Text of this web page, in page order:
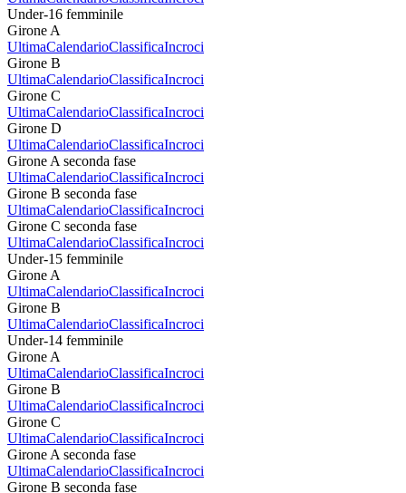
Under-16 femminile
Girone A
UltimaCalendarioClassificaIncroci
Girone B
UltimaCalendarioClassificaIncroci
Girone C
UltimaCalendarioClassificaIncroci
Girone D
UltimaCalendarioClassificaIncroci
Girone A seconda fase
UltimaCalendarioClassificaIncroci
Girone B seconda fase
UltimaCalendarioClassificaIncroci
Girone C seconda fase
UltimaCalendarioClassificaIncroci
Under-15 femminile
Girone A
UltimaCalendarioClassificaIncroci
Girone B
UltimaCalendarioClassificaIncroci
Under-14 femminile
Girone A
UltimaCalendarioClassificaIncroci
Girone B
UltimaCalendarioClassificaIncroci
Girone C
UltimaCalendarioClassificaIncroci
Girone A seconda fase
UltimaCalendarioClassificaIncroci
Girone B seconda fase